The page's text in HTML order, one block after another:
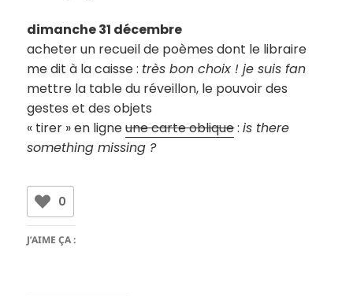
dimanche 31 décembre
acheter un recueil de poèmes dont le libraire
me dit à la caisse : très bon choix ! je suis fan
mettre la table du réveillon, le pouvoir des
gestes et des objets
« tirer » en ligneune carte oblique:is there
something missing ?
0
J’AIME ÇA :